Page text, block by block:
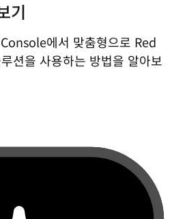
기
에서 맞춤형으로 Red
션을 사용하는 방법을 알아보